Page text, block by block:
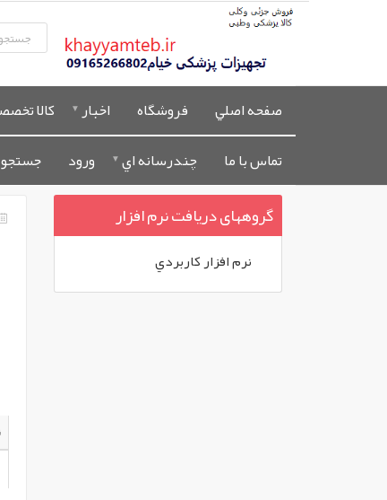
صفحه اصلي فروشگاه اخبار کالا
تماس با ما
چندرسانه اي ورود جستجو
گروههای دريافت نرم افزار
نرم افزار کاربردي